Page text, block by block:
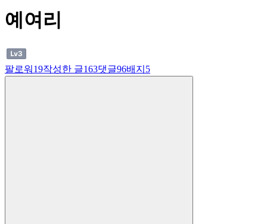
예여리
팔로워 19작성한 글163댓글96배지 5